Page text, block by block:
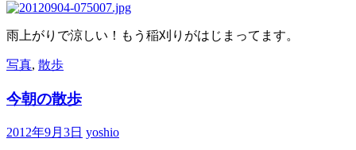
雨上がりで涼しい！もう稲刈りがはじまってます。
写真, 散歩
今朝の散歩
2012年9月3日 yoshio